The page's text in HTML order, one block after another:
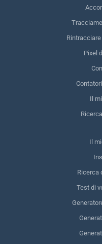
Pixel
Il
Il
Ricerca
Test di